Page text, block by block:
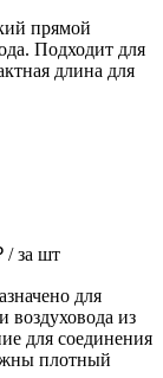
прямой
Подходит для
длина для
/ за шт
для
воздуховода из
для соединения
плотный